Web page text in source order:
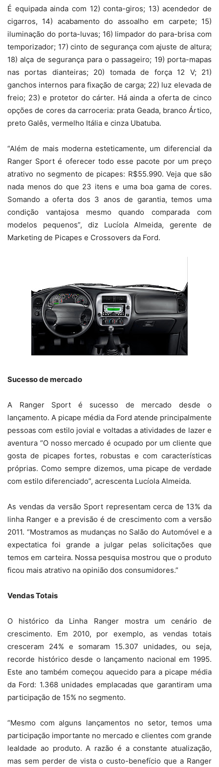
É equipada ainda com 12) conta-giros; 13) acendedor de
cigarros, 14) acabamento do assoalho em carpete; 15)
iluminação do porta-luvas; 16) limpador do para-brisa com
temporizador; 17) cinto de segurança com ajuste de altura;
18) alça de segurança para o passageiro; 19) porta-mapas
nas portas dianteiras; 20) tomada de força 12 V; 21)
ganchos internos para fixação de carga; 22) luz elevada de
freio; 23) e protetor do cárter. Há ainda a oferta de cinco
opções de cores da carroceria: prata Geada, branco Ártico,
preto Galês, vermelho Itália e cinza Ubatuba.
“Além de mais moderna esteticamente, um diferencial da
Ranger Sport é oferecer todo esse pacote por um preço
atrativo no segmento de picapes: R$55.990. Veja que são
nada menos do que 23 itens e uma boa gama de cores.
Somando a oferta dos 3 anos de garantia, temos uma
condição vantajosa mesmo quando comparada com
modelos pequenos”, diz Lucíola Almeida, gerente de
Marketing de Picapes e Crossovers da Ford.
Sucesso de mercado
A Ranger Sport é sucesso de mercado desde o
lançamento. A picape média da Ford atende principalmente
pessoas com estilo jovial e voltadas a atividades de lazer e
aventura “O nosso mercado é ocupado por um cliente que
gosta de picapes fortes, robustas e com características
próprias. Como sempre dizemos, uma picape de verdade
com estilo diferenciado”, acrescenta Lucíola Almeida.
As vendas da versão Sport representam cerca de 13% da
linha Ranger e a previsão é de crescimento com a versão
2011. “Mostramos as mudanças no Salão do Automóvel e a
expectatica foi grande a julgar pelas solicitações que
temos em carteira. Nossa pesquisa mostrou que o produto
ficou mais atrativo na opinião dos consumidores.”
Vendas Totais
O histórico da Linha Ranger mostra um cenário de
crescimento. Em 2010, por exemplo, as vendas totais
cresceram 24% e somaram 15.307 unidades, ou seja,
recorde histórico desde o lançamento nacional em 1995.
Este ano também começou aquecido para a picape média
da Ford: 1.368 unidades emplacadas que garantiram uma
participação de 15% no segmento.
“Mesmo com alguns lançamentos no setor, temos uma
participação importante no mercado e clientes com grande
lealdade ao produto. A razão é a constante atualização,
mas sem perder de vista o custo-benefício que a Ranger